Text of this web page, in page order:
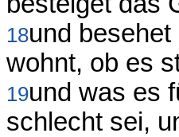
18und
wohnt, ob es
19und was es
schlecht sei,